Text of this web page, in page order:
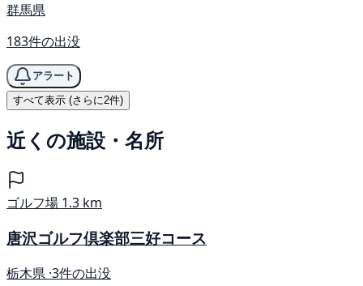
群馬県
183件の出没
アラート
すべて表示 (さらに2件)
近くの施設・名所
ゴルフ場 1.3 km
唐沢ゴルフ倶楽部三好コース
栃木県 ·3件の出没